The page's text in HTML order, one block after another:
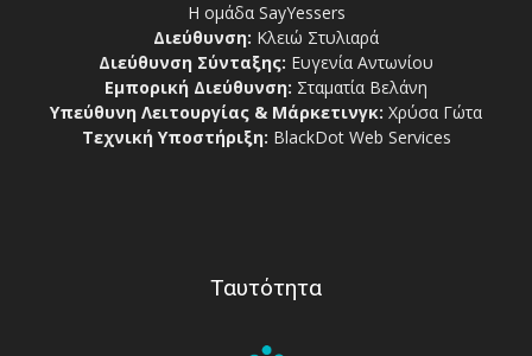
Η ομάδα SayYessers
Διεύθυνση: Κλειώ Στυλιαρά
Διεύθυνση Σύνταξης: Ευγενία Αντωνίου
Εμπορική Διεύθυνση: Σταματία Βελάνη
Υπεύθυνη Λειτουργίας & Μάρκετινγκ: Χρύσα Γώτα
Τεχνική Υποστήριξη: BlackDot Web Services
Ταυτότητα